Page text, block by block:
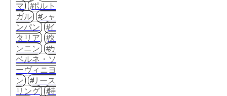
マ
ポルト
ガル
シャ
ンパン
イ
タリア
タ
ンニン
カ
ベルネ・ソ
ーヴィニヨ
ン
リース
リング
特